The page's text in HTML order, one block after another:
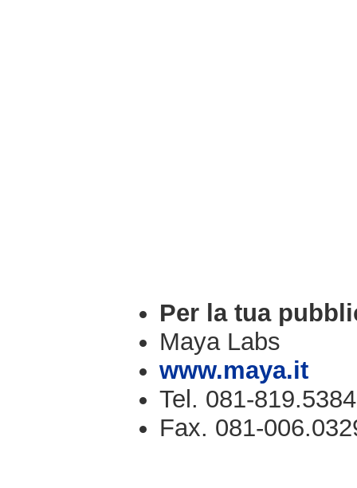
Per la tua
Maya Labs
www.maya.it
Tel. 081-819.5384
Fax. 081-